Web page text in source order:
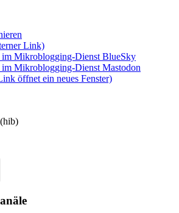
Link)
im Mikroblogging-Dienst BlueSky
Mikroblogging-Dienst Mastodon
öffnet ein neues Fenster)